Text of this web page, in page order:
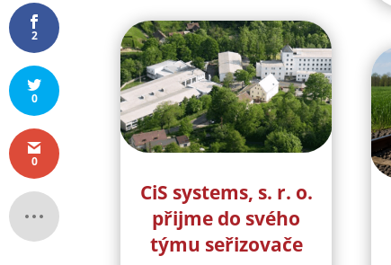
CiS systems, s. r. o.
přijme do svého
týmu seřizovače
2
0
0